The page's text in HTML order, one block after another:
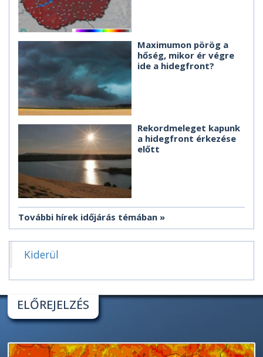
Maximumon pörög a
hőség, mikor ér végre
ide a hidegfront?
Rekordmeleget kapunk
a hidegfront érkezése
előtt
További hírek időjárás témában
Kiderül
ELŐREJELZÉS